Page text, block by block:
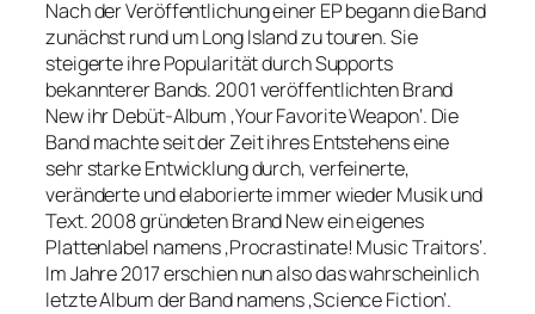
Nach der Veröffentlichung einer EP begann die Band
zunächst rund um Long Island zu touren. Sie
steigerte ihre Popularität durch Supports
bekannterer Bands. 2001 veröffentlichten Brand
New ihr Debüt-Album ‚Your Favorite Weapon‘. Die
Band machte seit der Zeit ihres Entstehens eine
sehr starke Entwicklung durch, verfeinerte,
veränderte und elaborierte immer wieder Musik und
Text. 2008 gründeten Brand New ein eigenes
Plattenlabel namens ‚Procrastinate! Music Traitors‘.
Im Jahre 2017 erschien nun also das wahrscheinlich
letzte Album der Band namens ‚Science Fiction‘.